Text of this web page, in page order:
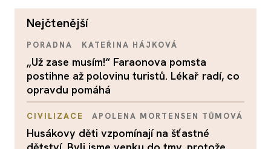
nejčtenější
PORADNA KATEŘINA HÁJKOVÁ
„Už zase musím!“ Faraonova pomsta
postihne až polovinu turistů. Lékař radí, co
opravdu pomáhá
CIVILIZACE APOLENA MORTENSEN TŮMOVÁ
Husákovy děti vzpomínají na šťastné